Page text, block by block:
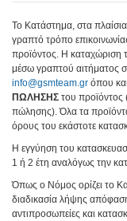
Το Κατάστημα, στα
γραπτό τρόπο
προϊόντος. Η καταχώριση
μέσω γραπτού αιτήματος
info@gsmteam.gr όπου
ΠΩΛΗΣΗΣ του προϊόντος
πώλησης). Όλα τα
όρους του εκάστοτε
Η εγγύηση του
1 ή 2 έτη αναλόγως την
Όπως ο Νόμος ορίζει το
διαδικασία λήψης
αντιπροσωπείες και